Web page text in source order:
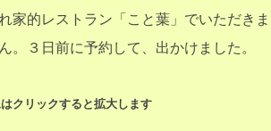
的レストラン「こと葉」でいただきま
３日前に予約して、出かけました。
クリックすると拡大します